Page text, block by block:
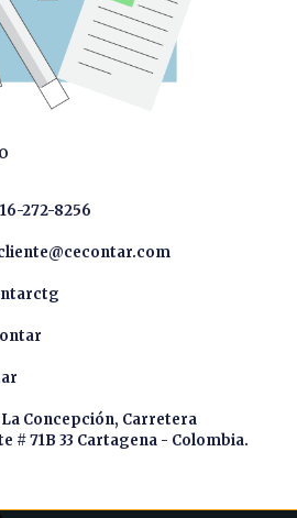
272-8256
Concepción, Carretera
# 71B 33 Cartagena - Colombia.